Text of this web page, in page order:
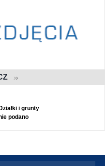
i grunty
podano